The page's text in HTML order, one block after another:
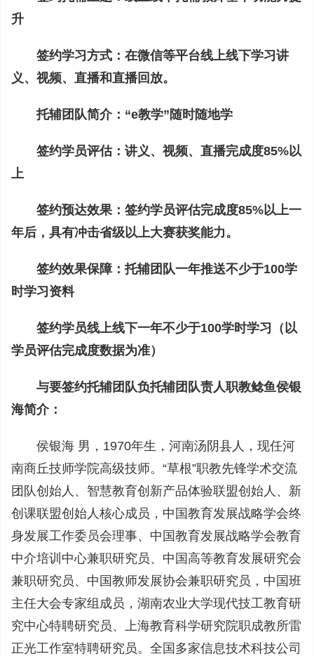
升
签约学习方式：在微信等平台线上线下学习讲
义、视频、直播和直播回放。
托辅团队简介：“e教学”随时随地学
签约学员评估：讲义、视频、直播完成度85%以
上
签约预达效果：签约学员评估完成度85%以上一
年后，具有冲击省级以上大赛获奖能力。
签约效果保障：托辅团队一年推送不少于100学
时学习资料
签约学员线上线下一年不少于100学时学习（以
学员评估完成度数据为准）
与要签约托辅团队负托辅团队责人职教鲶鱼侯银
海简介：
侯银海 男，1970年生，河南汤阴县人，现任河
南商丘技师学院高级技师。“草根”职教先锋学术交流
团队创始人、智慧教育创新产品体验联盟创始人、新
创课联盟创始人核心成员，中国教育发展战略学会终
身发展工作委员会理事、中国教育发展战略学会教育
中介培训中心兼职研究员、中国高等教育发展研究会
兼职研究员、中国教师发展协会兼职研究员，中国班
主任大会专家组成员，湖南农业大学现代技工教育研
究中心特聘研究员、上海教育科学研究院职成教所雷
正光工作室特聘研究员。全国多家信息技术科技公司